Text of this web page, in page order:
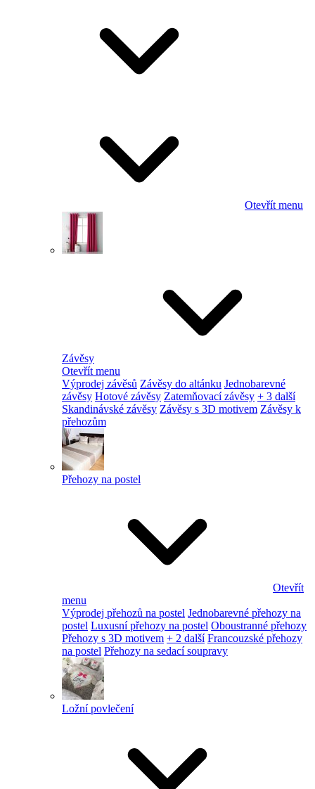
Otevřít menu
Závěsy
Otevřít menu
Výprodej závěsů Závěsy do altánku Jednobarevné
závěsy Hotové závěsy Zatemňovací závěsy + 3 další
Skandinávské závěsy Závěsy s 3D motivem Závěsy k
přehozům
Přehozy na postel
Otevřít
menu
Výprodej přehozů na postel Jednobarevné přehozy na
postel Luxusní přehozy na postel Oboustranné přehozy
Přehozy s 3D motivem + 2 další Francouzské přehozy
na postel Přehozy na sedací soupravy
Ložní povlečení